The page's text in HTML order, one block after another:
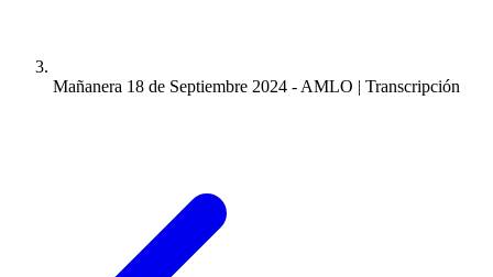
Mañanera 18 de Septiembre 2024 - AMLO | Transcripción